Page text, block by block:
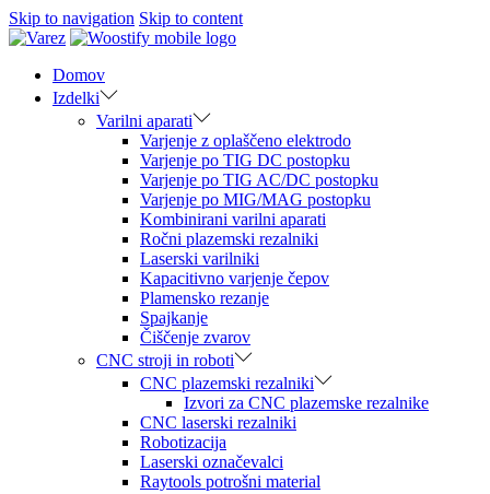
Skip to navigation Skip to content
Domov
Izdelki
Varilni aparati
Varjenje z oplaščeno elektrodo
Varjenje po TIG DC postopku
Varjenje po TIG AC/DC postopku
Varjenje po MIG/MAG postopku
Kombinirani varilni aparati
Ročni plazemski rezalniki
Laserski varilniki
Kapacitivno varjenje čepov
Plamensko rezanje
Spajkanje
Čiščenje zvarov
CNC stroji in roboti
CNC plazemski rezalniki
Izvori za CNC plazemske rezalnike
CNC laserski rezalniki
Robotizacija
Laserski označevalci
Raytools potrošni material